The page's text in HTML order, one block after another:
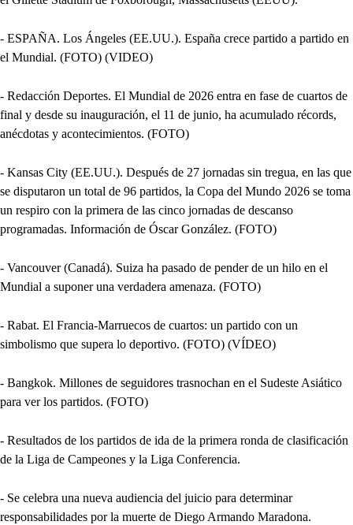
- ESPAÑA. Los Ángeles (EE.UU.). España crece partido a partido en
el Mundial. (FOTO) (VIDEO)
- Redacción Deportes. El Mundial de 2026 entra en fase de cuartos de
final y desde su inauguración, el 11 de junio, ha acumulado récords,
anécdotas y acontecimientos. (FOTO)
- Kansas City (EE.UU.). Después de 27 jornadas sin tregua, en las que
se disputaron un total de 96 partidos, la Copa del Mundo 2026 se toma
un respiro con la primera de las cinco jornadas de descanso
programadas. Información de Óscar González. (FOTO)
- Vancouver (Canadá). Suiza ha pasado de pender de un hilo en el
Mundial a suponer una verdadera amenaza. (FOTO)
- Rabat. El Francia-Marruecos de cuartos: un partido con un
simbolismo que supera lo deportivo. (FOTO) (VÍDEO)
- Bangkok. Millones de seguidores trasnochan en el Sudeste Asiático
para ver los partidos. (FOTO)
- Resultados de los partidos de ida de la primera ronda de clasificación
de la Liga de Campeones y la Liga Conferencia.
- Se celebra una nueva audiencia del juicio para determinar
responsabilidades por la muerte de Diego Armando Maradona.